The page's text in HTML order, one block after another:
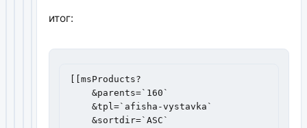
итог:
[[msProducts?
    &parents=`160`
    &tpl=`afisha-vystavka`
    &sortdir=`ASC`